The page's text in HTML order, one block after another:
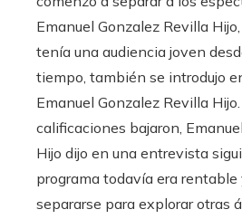
Emanuel Gonzalez Revilla
tenía una audiencia joven
tiempo, también se introdujo
Emanuel Gonzalez Revilla
calificaciones bajaron,
Hijo dijo en una entrevista
programa todavía era rentable
separarse para explorar otras